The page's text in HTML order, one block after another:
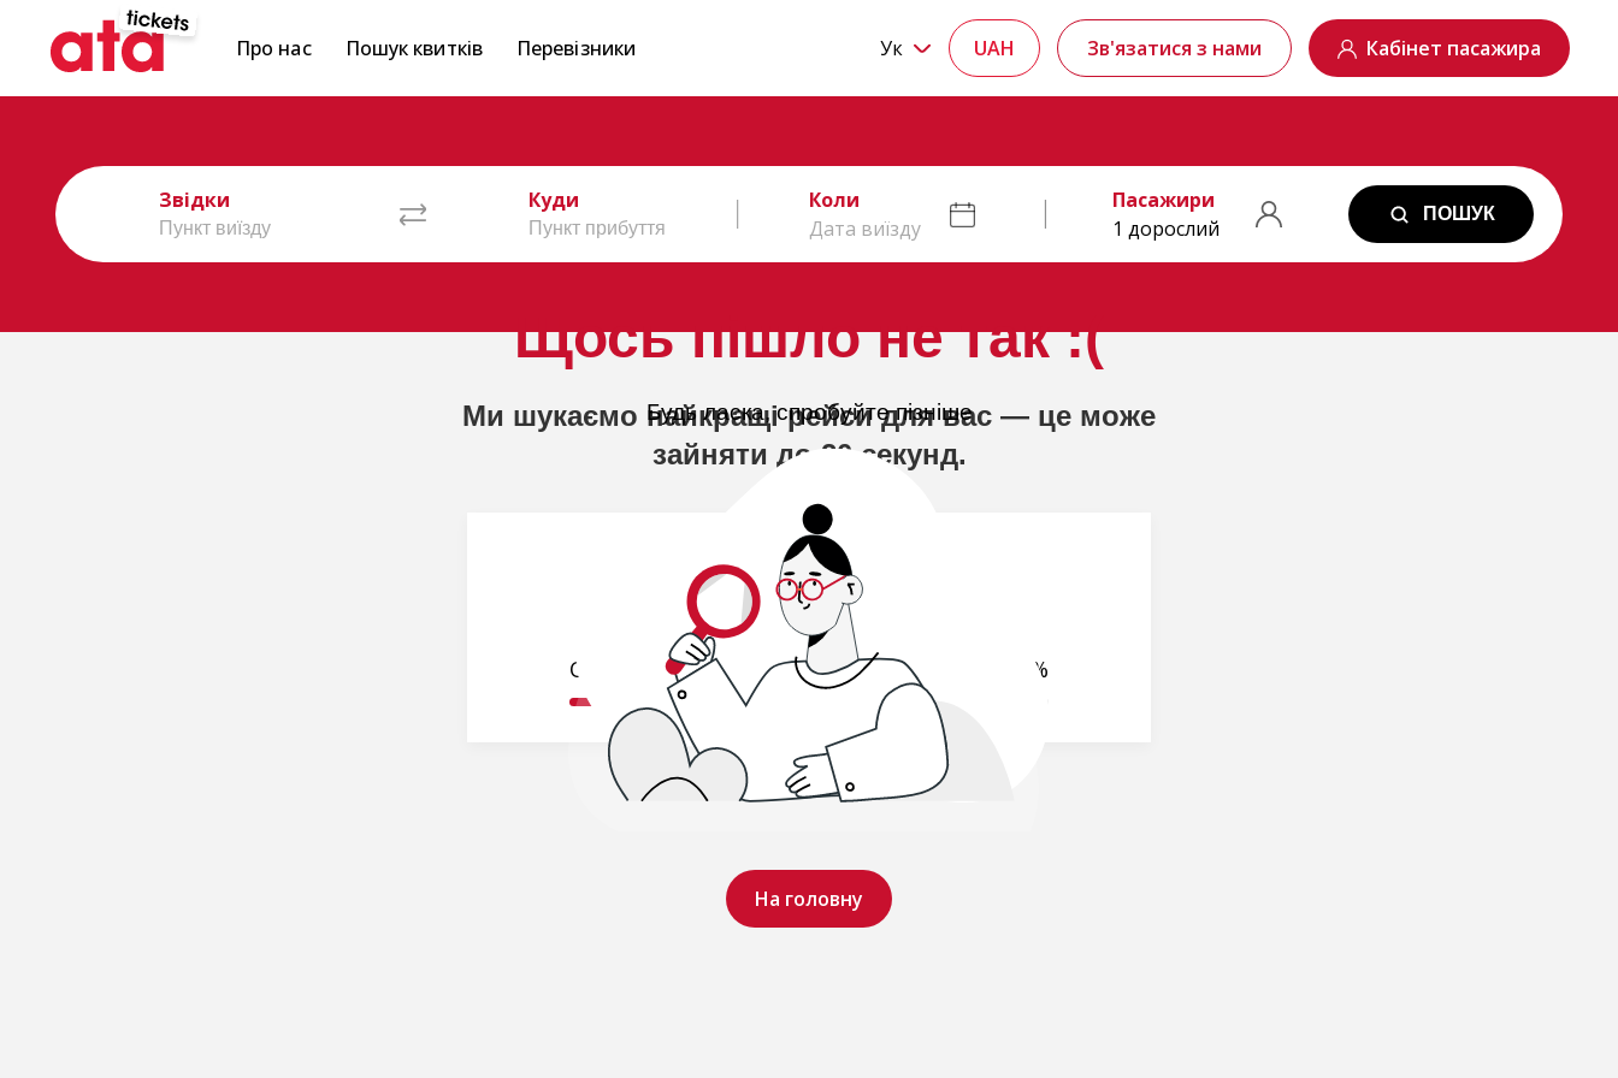
Щось пішло не так :(
Будь ласка, спробуйте пізніше
На головну
Про нас Пошук квитків Перевізники Ук UAH Зв'язатися з нами Кабінет пасажира
Звідки Куди
Коли
Дата виїзду
Пасажири
1 дорослий
ПОШУК
Ми шукаємо найкращі рейси для вас — це може
зайняти до 20 секунд.
Обробляємо ваш запит.. 19%